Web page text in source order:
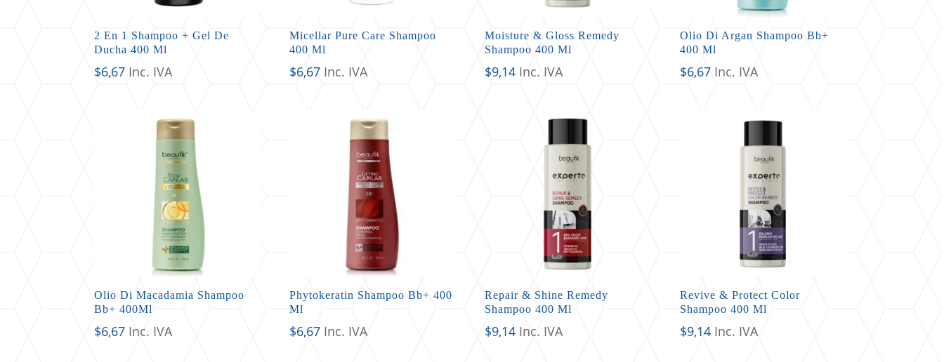
2 En 1 Shampoo + Gel De
Ducha 400 Ml
$6,67 Inc. IVA
Micellar Pure Care Shampoo
400 Ml
$6,67 Inc. IVA
Moisture & Gloss Remedy
Shampoo 400 Ml
$9,14 Inc. IVA
Olio Di Argan Shampoo Bb+
400 Ml
$6,67 Inc. IVA
Olio Di Macadamia Shampoo
Bb+ 400Ml
$6,67 Inc. IVA
Phytokeratin Shampoo Bb+ 400
Ml
$6,67 Inc. IVA
Repair & Shine Remedy
Shampoo 400 Ml
$9,14 Inc. IVA
Revive & Protect Color
Shampoo 400 Ml
$9,14 Inc. IVA